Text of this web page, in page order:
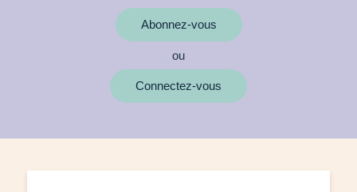
Abonnez-vous
ou
Connectez-vous